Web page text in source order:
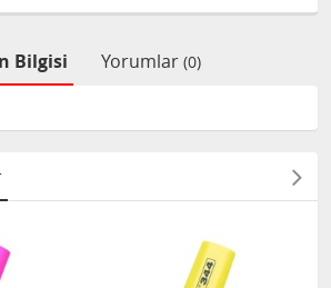
Bilgisi Yorumlar (0)